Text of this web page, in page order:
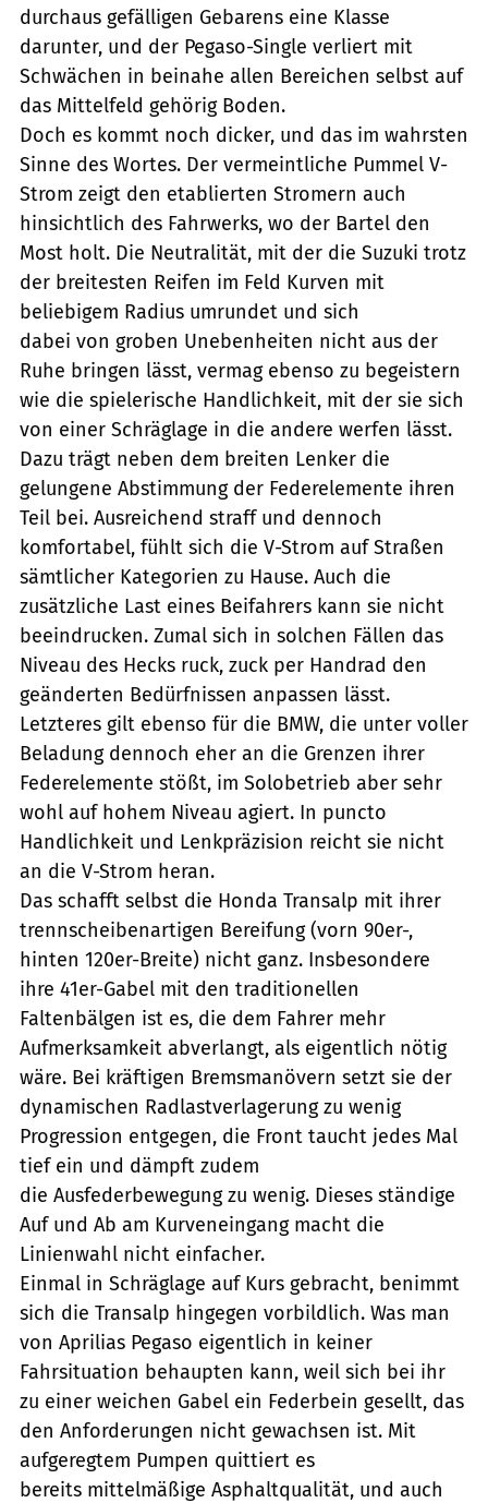
durchaus gefälligen Gebarens eine Klasse
darunter, und der Pegaso-Single verliert mit
Schwächen in beinahe allen Bereichen selbst auf
das Mittelfeld gehörig Boden.
Doch es kommt noch dicker, und das im wahrsten
Sinne des Wortes. Der vermeintliche Pummel V-
Strom zeigt den etablierten Stromern auch
hinsichtlich des Fahrwerks, wo der Bartel den
Most holt. Die Neutralität, mit der die Suzuki trotz
der breitesten Reifen im Feld Kurven mit
beliebigem Radius umrundet und sich
dabei von groben Unebenheiten nicht aus der
Ruhe bringen lässt, vermag ebenso zu begeistern
wie die spielerische Handlichkeit, mit der sie sich
von einer Schräglage in die andere werfen lässt.
Dazu trägt neben dem breiten Lenker die
gelungene Abstimmung der Federelemente ihren
Teil bei. Ausreichend straff und dennoch
komfortabel, fühlt sich die V-Strom auf Straßen
sämtlicher Kategorien zu Hause. Auch die
zusätzliche Last eines Beifahrers kann sie nicht
beeindrucken. Zumal sich in solchen Fällen das
Niveau des Hecks ruck, zuck per Handrad den
geänderten Bedürfnissen anpassen lässt.
Letzteres gilt ebenso für die BMW, die unter voller
Beladung dennoch eher an die Grenzen ihrer
Federelemente stößt, im Solobetrieb aber sehr
wohl auf hohem Niveau agiert. In puncto
Handlichkeit und Lenkpräzision reicht sie nicht
an die V-Strom heran.
Das schafft selbst die Honda Transalp mit ihrer
trennscheibenartigen Bereifung (vorn 90er-,
hinten 120er-Breite) nicht ganz. Insbesondere
ihre 41er-Gabel mit den traditionellen
Faltenbälgen ist es, die dem Fahrer mehr
Aufmerksamkeit abverlangt, als eigentlich nötig
wäre. Bei kräftigen Bremsmanövern setzt sie der
dynamischen Radlastverlagerung zu wenig
Progression entgegen, die Front taucht jedes Mal
tief ein und dämpft zudem
die Ausfederbewegung zu wenig. Dieses ständige
Auf und Ab am Kurveneingang macht die
Linienwahl nicht einfacher.
Einmal in Schräglage auf Kurs gebracht, benimmt
sich die Transalp hingegen vorbildlich. Was man
von Aprilias Pegaso eigentlich in keiner
Fahrsituation behaupten kann, weil sich bei ihr
zu einer weichen Gabel ein Federbein gesellt, das
den Anforderungen nicht gewachsen ist. Mit
aufgeregtem Pumpen quittiert es
bereits mittelmäßige Asphaltqualität, und auch